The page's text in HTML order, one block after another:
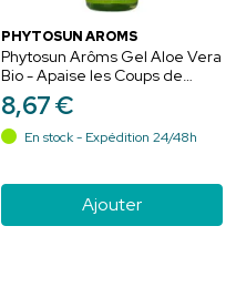
PHYTOSUN AROMS
Phytosun Arôms Gel Aloe Vera
Bio - Apaise les Coups de
Soleil - Apaise la Peau - 100 ml
8,67€
En stock - Expédition 24/48h
Ajouter